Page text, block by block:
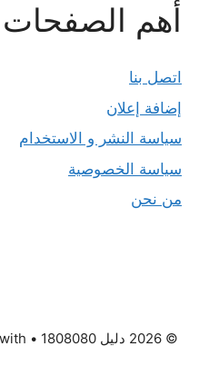
أهم الصفحات
اتصل بنا
إضافة إعلان
سياسة النشر و الاستخدام
سياسة الخصوصية
من نحن
© 2026 دليل 1808080 • Built with